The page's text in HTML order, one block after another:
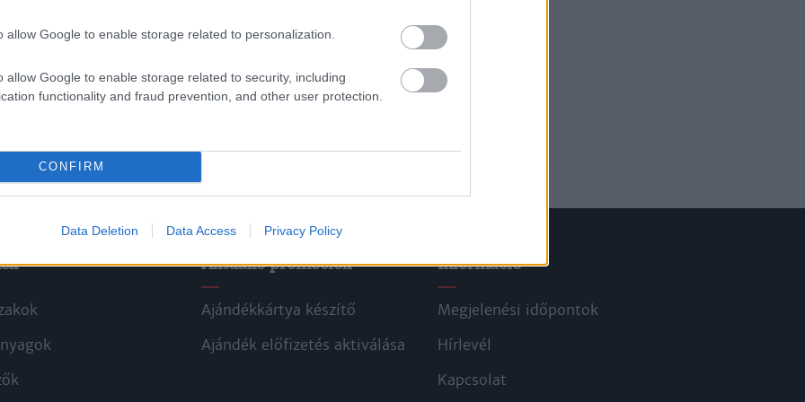
allow Google to enable storage related to personalization.
allow Google to enable storage related to security, including
functionality and fraud prevention, and other user protection.
CONFIRM
Data Deletion Data Access Privacy Policy
Aktuális promóciók
Ajándékkártya készítő
Ajándék előfizetés aktiválása
Információ
Megjelenési időpontok
Hírlevél
Kapcsolat